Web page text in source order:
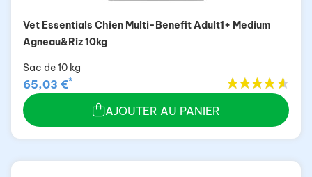
Vet Essentials Chien Multi-Benefit Adult1+ Medium
Agneau&Riz 10kg
Sac de 10 kg
65,03 €*
AJOUTER AU PANIER